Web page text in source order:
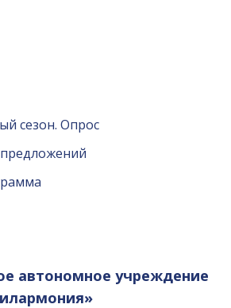
сезон. Опрос
автономное учреждение